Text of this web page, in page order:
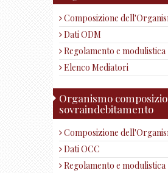
Composizione
Dati ODM
Regolamento e modulistica
Elenco Mediatori
Organismo
sovraindebitamento
Composizione
Dati OCC
Regolamento e modulistica